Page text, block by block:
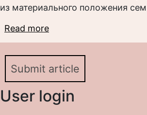
из материального положения
Read more
занятости:
Submit article
User login